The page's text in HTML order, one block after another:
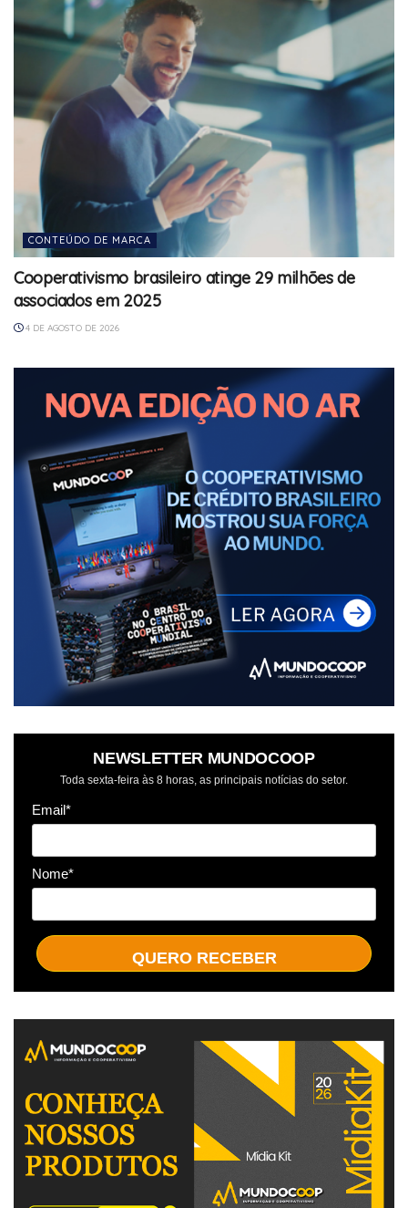
CONTEÚDO DE MARCA
Cooperativismo brasileiro atinge 29 milhões de
associados em 2025
4 DE AGOSTO DE 2026
NEWSLETTER MUNDOCOOP
Toda sexta-feira às 8 horas, as principais notícias do setor.
Email*
Nome*
QUERO RECEBER